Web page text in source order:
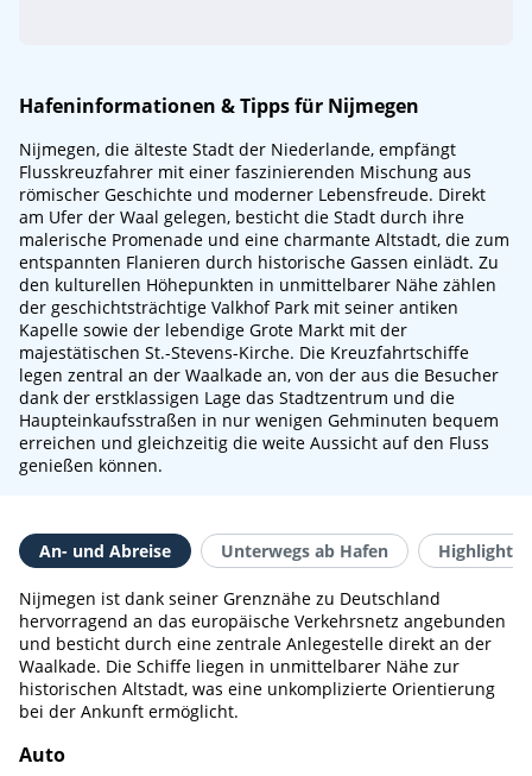
Hafeninformationen & Tipps für Nijmegen
Nijmegen, die älteste Stadt der Niederlande, empfängt
Flusskreuzfahrer mit einer faszinierenden Mischung aus
römischer Geschichte und moderner Lebensfreude. Direkt
am Ufer der Waal gelegen, besticht die Stadt durch ihre
malerische Promenade und eine charmante Altstadt, die zum
entspannten Flanieren durch historische Gassen einlädt. Zu
den kulturellen Höhepunkten in unmittelbarer Nähe zählen
der geschichtsträchtige Valkhof Park mit seiner antiken
Kapelle sowie der lebendige Grote Markt mit der
majestätischen St.-Stevens-Kirche. Die Kreuzfahrtschiffe
legen zentral an der Waalkade an, von der aus die Besucher
dank der erstklassigen Lage das Stadtzentrum und die
Haupteinkaufsstraßen in nur wenigen Gehminuten bequem
erreichen und gleichzeitig die weite Aussicht auf den Fluss
genießen können.
An- und Abreise Unterwegs ab Hafen Highlights
Nijmegen ist dank seiner Grenznähe zu Deutschland
hervorragend an das europäische Verkehrsnetz angebunden
und besticht durch eine zentrale Anlegestelle direkt an der
Waalkade. Die Schiffe liegen in unmittelbarer Nähe zur
historischen Altstadt, was eine unkomplizierte Orientierung
bei der Ankunft ermöglicht.
Auto